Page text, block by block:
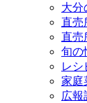
大分
直売
直売
旬の
レシ
家庭
広報